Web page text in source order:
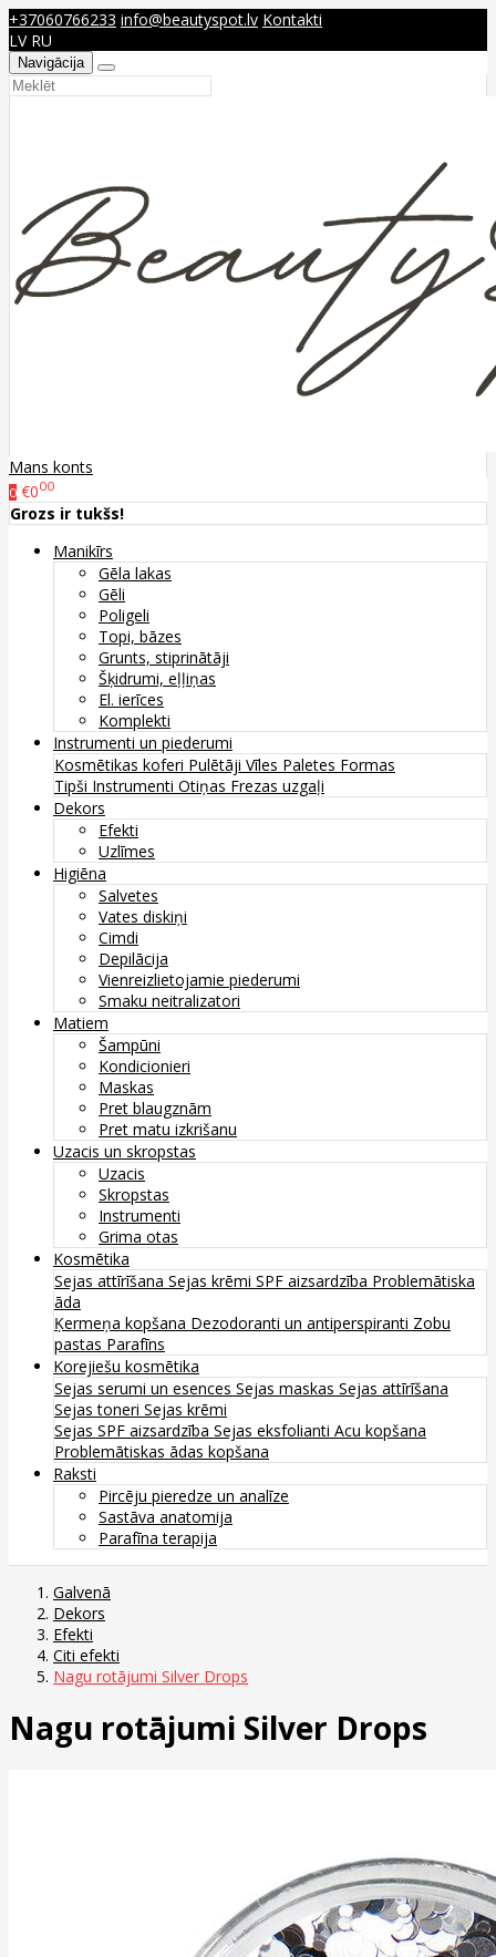
+37060766233 info@beautyspot.lv Kontakti
LV RU
Navigācija
Mans konts
0 €000
Grozs ir tukšs!
Manikīrs
Gēla lakas
Gēli
Poligeli
Topi, bāzes
Grunts, stiprinātāji
Šķidrumi, eļļiņas
El. ierīces
Komplekti
Instrumenti un piederumi
Kosmētikas koferi Pulētāji Vīles Paletes Formas
Tipši Instrumenti Otiņas Frezas uzgaļi
Dekors
Efekti
Uzlīmes
Higiēna
Salvetes
Vates diskiņi
Cimdi
Depilācija
Vienreizlietojamie piederumi
Smaku neitralizatori
Matiem
Šampūni
Kondicionieri
Maskas
Pret blaugznām
Pret matu izkrišanu
Uzacis un skropstas
Uzacis
Skropstas
Instrumenti
Grima otas
Kosmētika
Sejas attīrīšana Sejas krēmi SPF aizsardzība Problemātiska
āda
Ķermeņa kopšana Dezodoranti un antiperspiranti Zobu
pastas Parafīns
Korejiešu kosmētika
Sejas serumi un esences Sejas maskas Sejas attīrīšana
Sejas toneri Sejas krēmi
Sejas SPF aizsardzība Sejas eksfolianti Acu kopšana
Problemātiskas ādas kopšana
Raksti
Pircēju pieredze un analīze
Sastāva anatomija
Parafīna terapija
Galvenā
Dekors
Efekti
Citi efekti
Nagu rotājumi Silver Drops
Nagu rotājumi Silver Drops